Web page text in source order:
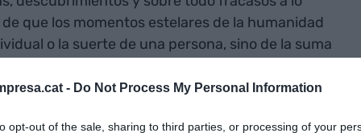
- Do Not Process My Personal Information
opt-out of the sale, sharing to third parties, or processing of your
que los momentos estelares de la humanidad
o la suerte de una persona, sino de la suma
de muchos, en un mundo donde todo está